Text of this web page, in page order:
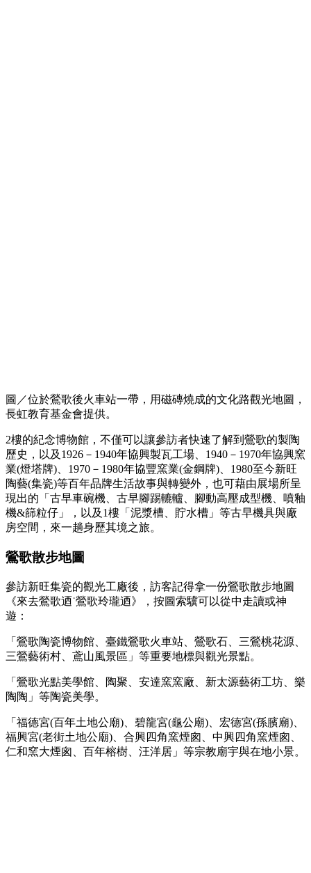
圖／位於鶯歌後火車站一帶，用磁磚燒成的文化路觀光地圖，
長虹教育基金會提供。
2樓的紀念博物館，不僅可以讓參訪者快速了解到鶯歌的製陶
歷史，以及1926－1940年協興製瓦工場、1940－1970年協興窯
業(燈塔牌)、1970－1980年協豐窯業(金鋼牌)、1980至今新旺
陶藝(集瓷)等百年品牌生活故事與轉變外，也可藉由展場所呈
現出的「古早車碗機、古早腳踢轆轤、腳動高壓成型機、噴釉
機&篩粒仔」，以及1樓「泥漿槽、貯水槽」等古早機具與廠
房空間，來一趟身歷其境之旅。
鶯歌散步地圖
參訪新旺集瓷的觀光工廠後，訪客記得拿一份鶯歌散步地圖
《來去鶯歌迺˙鶯歌玲瓏迺》，按圖索驥可以從中走讀或神
遊：
「鶯歌陶瓷博物館、臺鐵鶯歌火車站、鶯歌石、三鶯桃花源、
三鶯藝術村、鳶山風景區」等重要地標與觀光景點。
「鶯歌光點美學館、陶聚、安達窯窯廠、新太源藝術工坊、樂
陶陶」等陶瓷美學。
「福德宮(百年土地公廟)、碧龍宮(龜公廟)、宏德宮(孫臏廟)、
福興宮(老街土地公廟)、合興四角窯煙囪、中興四角窯煙囪、
仁和窯大煙囪、百年榕樹、汪洋居」等宗教廟宇與在地小景。